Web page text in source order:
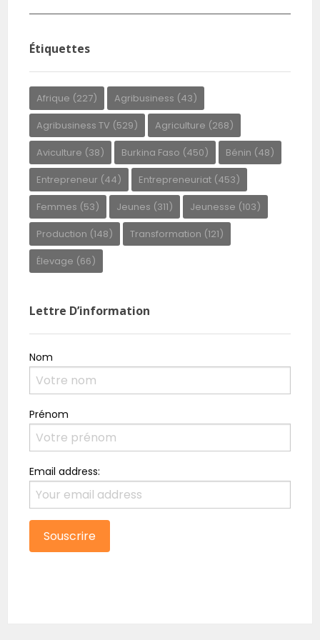
Étiquettes
Afrique (227) Agribusiness (43)
Agribusiness TV (529) Agriculture (268)
Aviculture (38) Burkina Faso (450) Bénin (48)
Entrepreneur (44) Entrepreneuriat (453)
Femmes (53) Jeunes (311) Jeunesse (103)
Production (148) Transformation (121)
Élevage (66)
Lettre D’information
Nom
Prénom
Email address: